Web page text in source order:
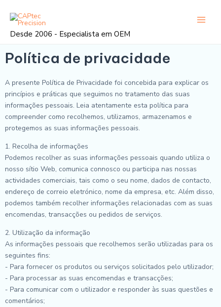
para
conteúdo
Desde 2006 - Especialista em OEM
Política de privacidade
A presente Política de Privacidade foi concebida para explicar os
princípios e práticas que seguimos no tratamento das suas
informações pessoais. Leia atentamente esta política para
compreender como recolhemos, utilizamos, armazenamos e
protegemos as suas informações pessoais.
1. Recolha de informações
Podemos recolher as suas informações pessoais quando utiliza o
nosso sítio Web, comunica connosco ou participa nas nossas
actividades comerciais, tais como o seu nome, dados de contacto,
endereço de correio eletrónico, nome da empresa, etc. Além disso,
podemos também recolher informações relacionadas com as suas
encomendas, transacções ou pedidos de serviços.
2. Utilização da informação
As informações pessoais que recolhemos serão utilizadas para os
seguintes fins:
- Para fornecer os produtos ou serviços solicitados pelo utilizador;
- Para processar as suas encomendas e transacções;
- Para comunicar com o utilizador e responder às suas questões e
comentários;